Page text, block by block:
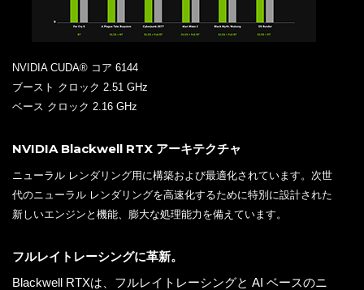
NVIDIA CUDA® コア 6144
ブースト クロック 2.51 GHz
ベース クロック 2.16 GHz
NVIDIA Blackwell RTX アーキテクチャ
ニューラル レンダリング用に構築および最適化されています。次世
代のニューラル レンダリングを高速化するために特別に設計された
新しいエンジンと機能、膨大な処理能力を備えています。
フルレイトレーシングに革新。
Blackwell RTXは、フルレイトレーシングと AI ベースのニ